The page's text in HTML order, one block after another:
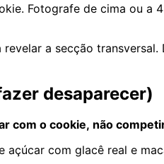
Fotografe de cima ou a
a secção
desaparecer)
com o cookie, não
com glacê real e